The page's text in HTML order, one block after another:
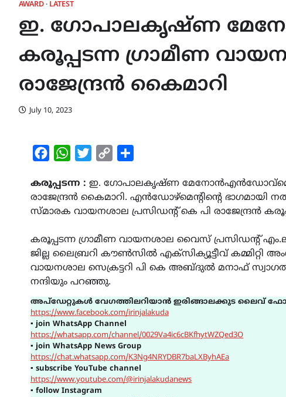
AWARD LATEST
ഇ. ഗോപാലകൃഷ്ണ
കരൂപ്പടന്ന ഗ്രാമീണ
രാജേന്ദ്രൻ കൈമാറി
July 10, 2023
FacebookWhatsAppTwitterCopy
കരൂപ്പടന്ന : ഇ. ഗോപാലകൃഷ്ണ മേനോൻഎൻഡോവ്മെൻ്റ്
രാജേന്ദ്രൻ കൈമാറി. എൻഡോഴ്മെൻ്റിൻ്റെ
സ്മാരക വായനശാല പ്രസിഡന്റ് കെ പി രാജേന്ദ്രൻ
കരൂപ്പടന്ന ഗ്രാമീണ വായനശാല വൈസ് പ്രസിഡന്റ്
ജില്ല ലൈബ്രറി കൗൺസിൽ എക്സിക്യൂട്ടീവ് കമ്മിറ്റി
വായനശാല സെക്രട്ടറി പി കെ അബ്ദുൽ മനാഫ്
നന്ദിയും പറഞ്ഞു.
അപ്ഡേറ്റുകൾ വേഗത്തിലറിയാൻ ഇരിങ്ങാലക്കുട ലൈവ്
https://www.facebook.com/irinjalakuda
▪join WhatsApp Channel
https://whatsapp.com/channel/0029Va4ic6cBKfhytWZQed3O
▪join WhatsApp News Group
https://chat.whatsapp.com/K3Ng4NRYDBR7baLXByhAEa
▪ subscribe YouTube channel
https://www.youtube.com/@irinjalakudanews
▪ follow Instagram